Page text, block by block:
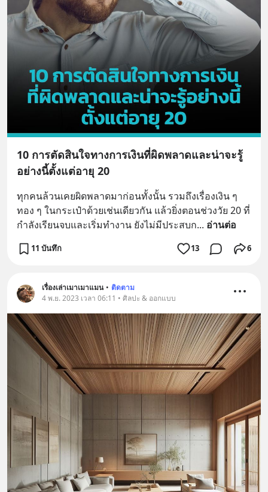
10 การตัดสินใจทางการเงินที่ผิดพลาดและน่าจะรู้
อย่างนี้ตั้งแต่อายุ 20
ทุกคนล้วนเคยผิดพลาดมาก่อนทั้งนั้น รวมถึงเรื่องเงิน ๆ
ทอง ๆ ในกระเป๋าด้วยเช่นเดียวกัน แล้วยิ่งตอนช่วงวัย 20 ที่
กำลังเรียนจบและเริ่มทำงาน ยังไม่มีประสบก... อ่านต่อ
11 บันทึก 13 6
เรื่องเล่าเมาเมาแมน • ติดตาม
4 พ.ย. 2023 เวลา 06:11 • ศิลปะ & ออกแบบ